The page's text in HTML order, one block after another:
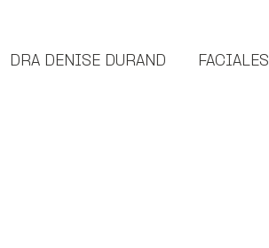
DRA DENISE DURAND FACIALES